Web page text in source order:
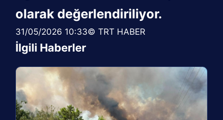
olarak değerlendiriliyor.
31/05/2026 10:33© TRT HABER
İlgili Haberler